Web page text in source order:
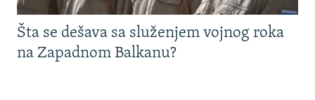
Šta se dešava sa služenjem vojnog roka
na Zapadnom Balkanu?